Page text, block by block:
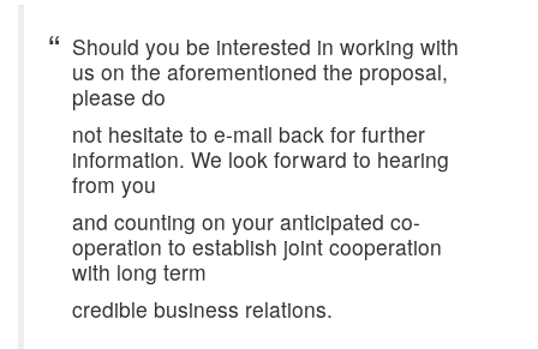
Should you be interested in working with
us on the aforementioned the proposal,
please do
not hesitate to e-mail back for further
information. We look forward to hearing
from you
and counting on your anticipated co-
operation to establish joint cooperation
with long term
credible business relations.